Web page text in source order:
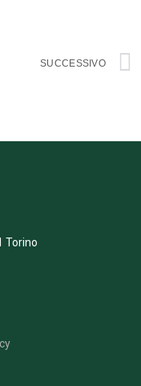
SUCCESSIVO
Torino